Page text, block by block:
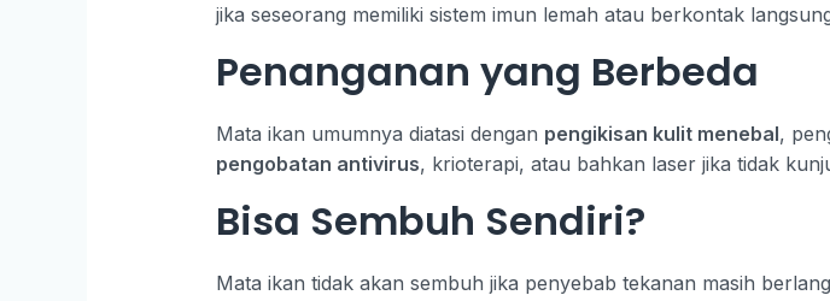
jika seseorang memiliki sistem imun lemah atau berkontak
Penanganan yang Berbeda
Mata ikan umumnya diatasi dengan pengikisan kulit menebal,
pengobatan antivirus, krioterapi, atau bahkan laser jika tidak
Bisa Sembuh Sendiri?
Mata ikan tidak akan sembuh jika penyebab tekanan masih